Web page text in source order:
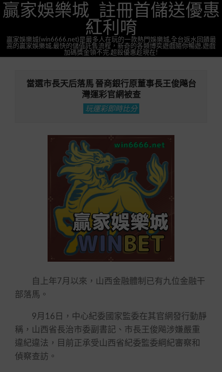
Skip
to贏家娛樂城_註冊首儲送優惠
紅利唷
贏家娛樂城(win6666.net)是最多人在玩的一款熱門娛樂城,全台返水回饋最
高的贏家娛樂城,最快的儲值託售流程，新奇的各類博奕遊戲隨你暢遊,遊戲
加碼獎金領不完.超殺優惠趁現在!
當選市長天后落馬 晉商銀行原董事長王俊飚台
灣運彩官網被查
玩運彩即時比分
自上年7月以來，山西金融體制已有九位金融干
部落馬。
9月16日，中心紀委國家監委在其官網發行動靜
稱，山西省長治市委副書記、市長王俊飚涉嫌嚴重
違紀違法，目前正承受山西省紀委監委綱紀審察和
偵察查訪。